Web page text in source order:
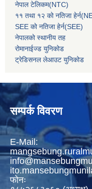
नेपाल टेलिकम(NTC)
११ तथा १२ को नतिजा
SEE को नतिजा हेर्न(SEE)
नेपालको स्थानीय तह
रोमानाईज्ड युनिकोड
ट्रेडिसनल लेआउट युनिकोड
सम्पर्क विवरण
E-Mail:
फोनः